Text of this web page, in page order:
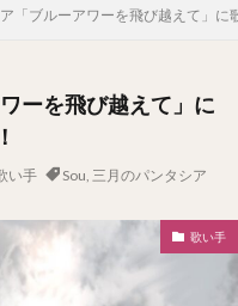
「ブルーアワーを飛び越えて」に
ーを飛び越えて」に
い手 Sou, 三月のパンタシア
歌い手